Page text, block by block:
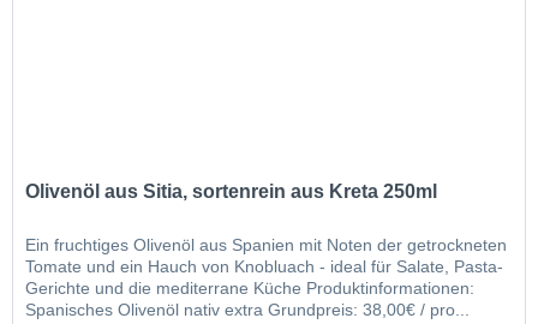
Olivenöl aus Sitia, sortenrein aus Kreta 250ml
Ein fruchtiges Olivenöl aus Spanien mit Noten der getrockneten
Tomate und ein Hauch von Knobluach - ideal für Salate, Pasta-
Gerichte und die mediterrane Küche Produktinformationen:
Spanisches Olivenöl nativ extra Grundpreis: 38,00€ / pro...